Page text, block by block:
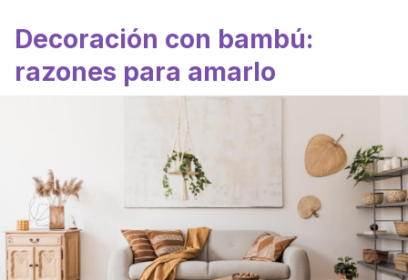
Decoración con bambú:
razones para amarlo